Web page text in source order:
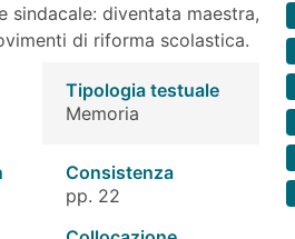
diventata maestra,
di riforma scolastica.
Tipologia testuale
Memoria
Consistenza
pp. 22